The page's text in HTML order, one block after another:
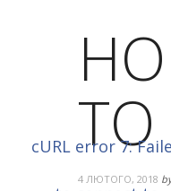
TO
4 ЛЮТОГО, 2018
cURL error 7: